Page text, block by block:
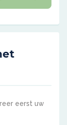
eerst uw